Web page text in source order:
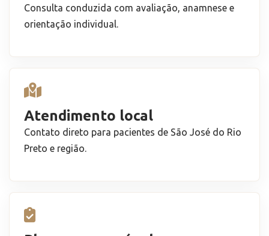
Consulta conduzida com avaliação, anamnese e
orientação individual.
Atendimento local
Contato direto para pacientes de São José do Rio
Preto e região.